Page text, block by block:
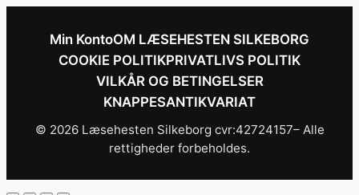
Min KontoOM LÆSEHESTEN SILKEBORG
COOKIE POLITIKPRIVATLIVS POLITIK
VILKÅR OG BETINGELSER
KNAPPESANTIKVARIAT
© 2026 Læsehesten Silkeborg cvr:42724157– Alle
rettigheder forbeholdes.